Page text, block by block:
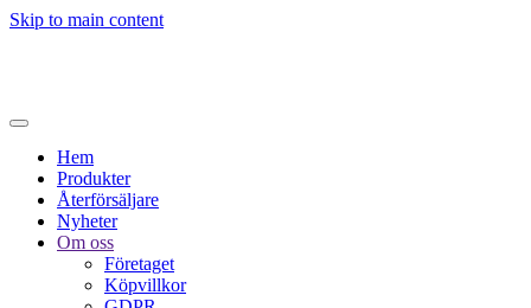
Skip to main content
Hem
Produkter
Återförsäljare
Nyheter
Om oss
Företaget
Köpvillkor